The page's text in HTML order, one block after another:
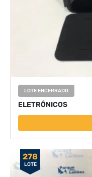
LOTE ENCERRADO
ELETRÔNICOS
278
LOTE